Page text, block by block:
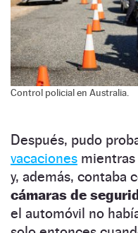
Control policial en Australia.
Después, pudo
vacaciones
y, además, contaba
cámaras de
el automóvil no